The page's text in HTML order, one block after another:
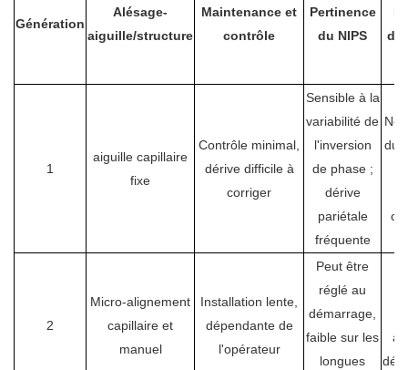
Génération
Alésage-
aiguille/structure
Maintenance et
contrôle
Pertinence
du NIPS
1
aiguille capillaire
fixe
Contrôle minimal,
dérive difficile à
corriger
Sensible à la
variabilité de
l'inversion
de phase ;
dérive
pariétale
fréquente
du
2
Micro-alignement
capillaire et
manuel
Installation lente,
dépendante de
l'opérateur
Peut être
réglé au
démarrage,
faible sur les
longues